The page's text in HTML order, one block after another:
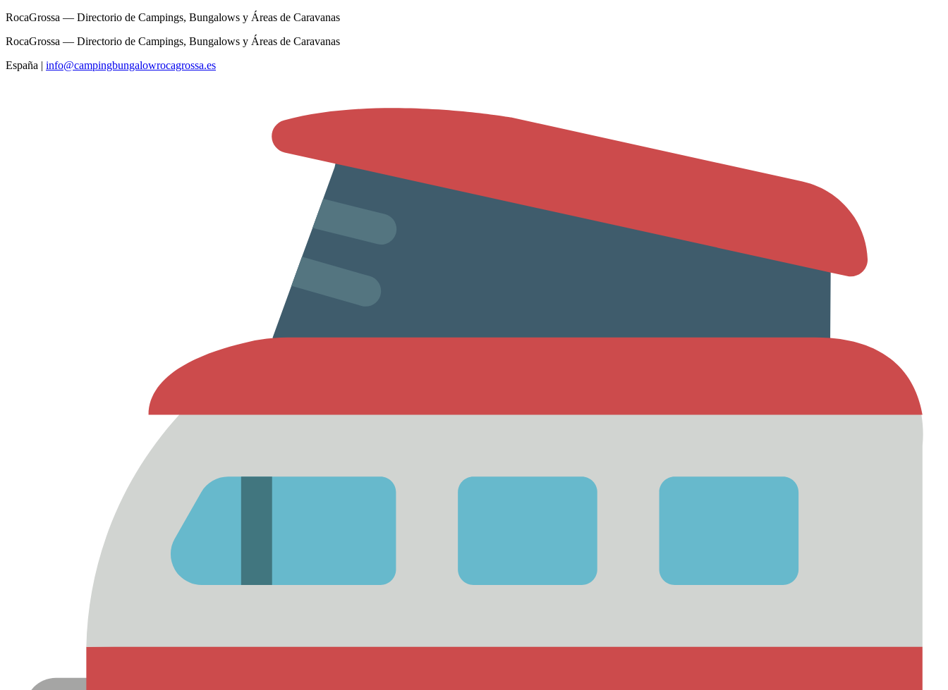
RocaGrossa — Directorio de Campings, Bungalows y Áreas de Caravanas
RocaGrossa — Directorio de Campings, Bungalows y Áreas de Caravanas
España | info@campingbungalowrocagrossa.es